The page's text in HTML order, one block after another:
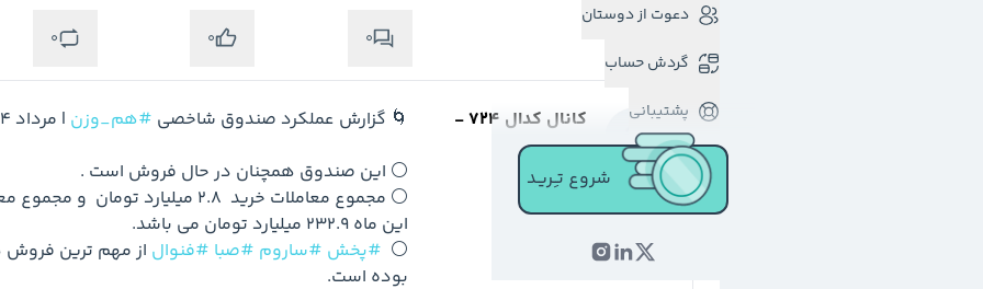
دعوت از دوستان
گردش حساب
پشتیبانی
شروع تـِـریـد
0
0
0
کانال کدال 724 -
@C0dal724
یک سال پیش
🌀 گزارش عملکرد صندوق شاخصی #هم_وزن
⚪️ #پخش #ساروم #صبا #فنوال